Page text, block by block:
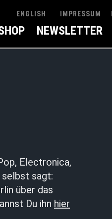
ENGLISH IMPRESSUM
NEWSLETTER
Electronica,
selbst sagt:
über das
Du ihn hier